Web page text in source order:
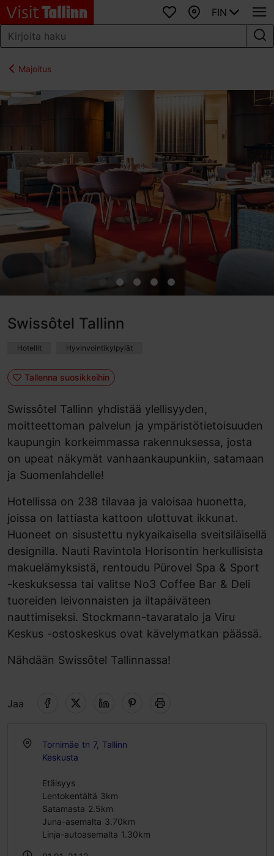
SuosikitKartta
FIN
Majoitus
Swissôtel Tallinn
Hotellit Hyvinvointikylpylät
Tallenna suosikkeihin
Swissôtel Tallinn yhdistää ylellisyyden,
moitteettoman palvelun ja ympäristötietoisuuden
kaupungin korkeimmassa rakennuksessa, josta
on upeat näkymät vanhaankaupunkiin, satamaan
ja Suomenlahdelle!
Hotellissa on 238 tilavaa ja valoisaa huonetta,
joissa on lattiasta kattoon ulottuvat ikkunat.
Huoneet on sisustettu nykyaikaisella sveitsiläisellä
designilla. Nauti Ravintola Horisontin herkullisista
makuelämyksistä, rentoudu Pürovel Spa & Sport
-keskuksessa tai valitse No3 Coffee Bar & Deli
tuoreiden leivonnaisten ja iltapäiväteen
nauttimiseksi. Stockmann-tavaratalo ja Viru
Keskus -ostoskeskus ovat kävelymatkan päässä.
Nähdään Swissôtel Tallinnassa!
Jaa
Tornimäe tn 7, Tallinn
Keskusta
Etäisyys
Lentokentältä 3km
Satamasta 2.5km
Juna-asemalta 3.70km
Linja-autoasemalta 1.30km